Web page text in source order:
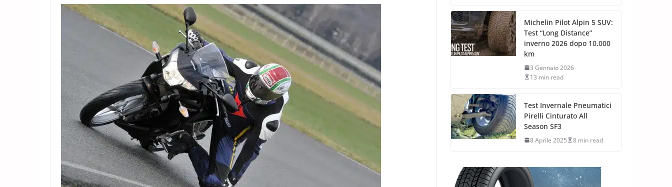
Michelin Pilot Alpin 5 SUV:
Test “Long Distance”
inverno 2026 dopo 10.000
km
3 Gennaio 2026
13 min read
Test Invernale Pneumatici
Pirelli Cinturato All
Season SF3
8 Aprile 2025 8 min read